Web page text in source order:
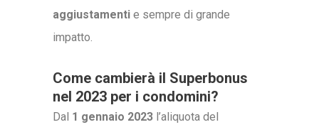
aggiustamentie sempre di grande
impatto.
Come cambierà il Superbonus
nel 2023 per i condomini?
Dal 1 gennaio 2023l’aliquota del